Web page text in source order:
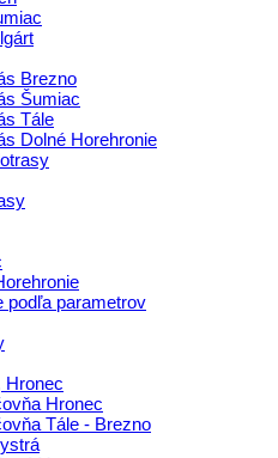
Brezno
Šumiac
Tále
Dolné Horehronie
podľa parametrov
Hronec
Hronec
Tále - Brezno